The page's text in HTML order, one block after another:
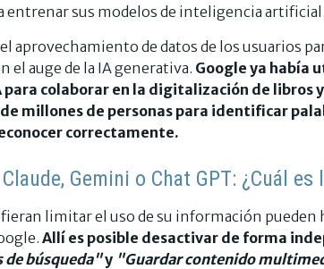
entrenar sus modelos de inteligencia artificial.
aprovechamiento de datos de los usuarios
el auge de la IA generativa. Google ya había
para colaborar en la digitalización de libros
millones de personas para identificar
correctamente.
Claude, Gemini o Chat GPT: ¿Cuál
limitar el uso de su información pueden
Allí es posible desactivar de forma
de búsqueda"y "Guardar contenido